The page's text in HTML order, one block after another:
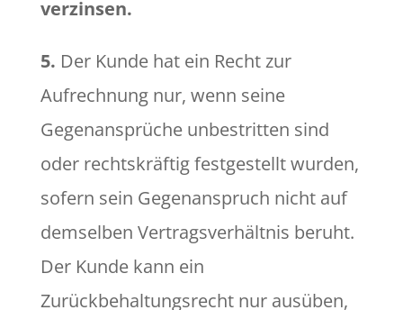
verzinsen.
5. Der Kunde hat ein Recht zur
Aufrechnung nur, wenn seine
Gegenansprüche unbestritten sind
oder rechtskräftig festgestellt wurden,
sofern sein Gegenanspruch nicht auf
demselben Vertragsverhältnis beruht.
Der Kunde kann ein
Zurückbehaltungsrecht nur ausüben,